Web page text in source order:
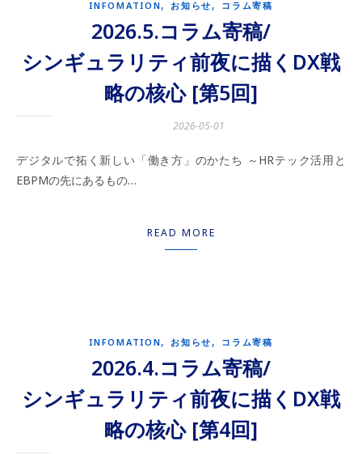
INFOMATION,お知らせ , コラム寄稿
2026.5.コラム寄稿/
シンギュラリティ前夜に描くDX戦
略の核心 [第5回]
2026-05-01
デジタルで拓く新しい「働き方」のかたち ～HRテック活用と
EBPMの先にあるもの…
READ MORE
INFOMATION,お知らせ , コラム寄稿
2026.4.コラム寄稿/
シンギュラリティ前夜に描くDX戦
略の核心 [第4回]